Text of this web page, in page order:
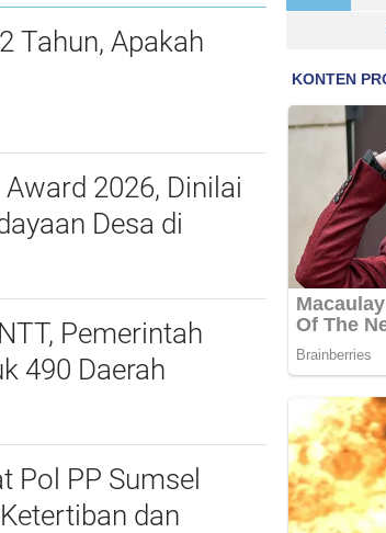
Tahun, Apakah
2026, Dinilai
Desa di
Pemerintah
490 Daerah
Pol PP Sumsel
dan